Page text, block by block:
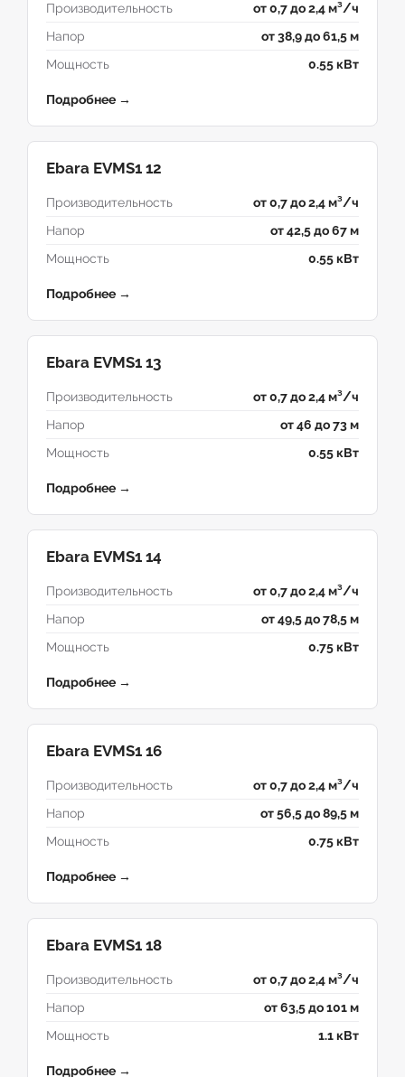
Производительность
от 0,7 до 2,4 м³/ч
Напор
от 38,9 до 61,5 м
Мощность
0.55 кВт
Подробнее →
Ebara EVMS1 12
Производительность
от 0,7 до 2,4 м³/ч
Напор
от 42,5 до 67 м
Мощность
0.55 кВт
Подробнее →
Ebara EVMS1 13
Производительность
от 0,7 до 2,4 м³/ч
Напор
от 46 до 73 м
Мощность
0.55 кВт
Подробнее →
Ebara EVMS1 14
Производительность
от 0,7 до 2,4 м³/ч
Напор
от 49,5 до 78,5 м
Мощность
0.75 кВт
Подробнее →
Ebara EVMS1 16
Производительность
от 0,7 до 2,4 м³/ч
Напор
от 56,5 до 89,5 м
Мощность
0.75 кВт
Подробнее →
Ebara EVMS1 18
Производительность
от 0,7 до 2,4 м³/ч
Напор
от 63,5 до 101 м
Мощность
1.1 кВт
Подробнее →